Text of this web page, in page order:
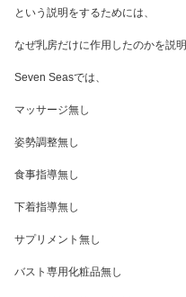
という説明をするためには、
なぜ乳房だけに作用したのかを説
Seven Seasでは、
マッサージ無し
姿勢調整無し
食事指導無し
下着指導無し
サプリメント無し
バスト専用化粧品無し